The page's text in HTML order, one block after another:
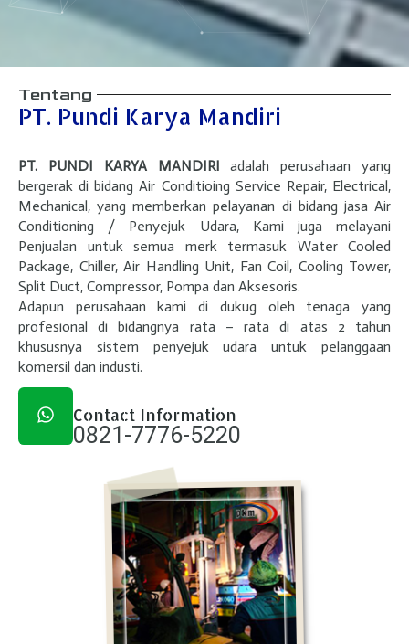
Tentang
PT. Pundi Karya Mandiri
PT. PUNDI KARYA MANDIRI adalah perusahaan yang
bergerak di bidang Air Conditioing Service Repair, Electrical,
Mechanical, yang memberkan pelayanan di bidang jasa Air
Conditioning / Penyejuk Udara, Kami juga melayani
Penjualan untuk semua merk termasuk Water Cooled
Package, Chiller, Air Handling Unit, Fan Coil, Cooling Tower,
Split Duct, Compressor, Pompa dan Aksesoris.
Adapun perusahaan kami di dukug oleh tenaga yang
profesional di bidangnya rata – rata di atas 2 tahun
khususnya sistem penyejuk udara untuk pelanggaan
komersil dan industi.
Contact Information
0821-7776-5220